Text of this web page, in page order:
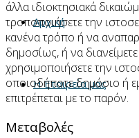
Αρχική
Η Εταιρεία μας
άλλα ιδιοκτησιακά
τροποποιήσετε την
κανένα τρόπο ή να
δημοσίως, ή να
χρησιμοποιήσετε την
οποιοδήποτε δημόσιο ή
επιτρέπεται με το παρόν.
Μεταβολές